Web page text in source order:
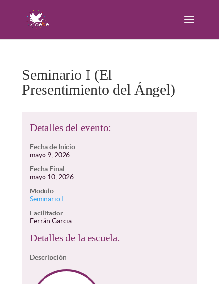
Seminario I (El
Presentimiento del Ángel)
Detalles del evento:
Fecha de Inicio
mayo 9, 2026
Fecha Final
mayo 10, 2026
Modulo
Seminario I
Facilitador
Ferrán Garcia
Detalles de la escuela:
Descripción